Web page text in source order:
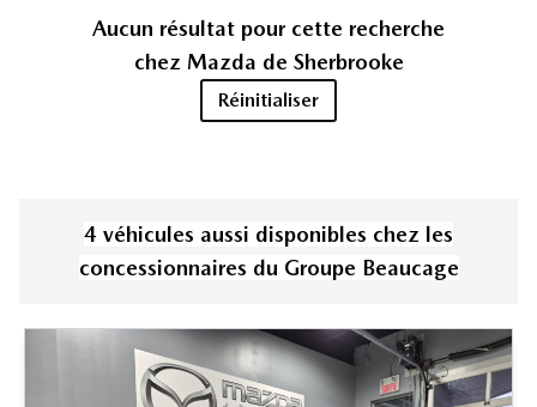
Aucun résultat pour cette recherche
chez Mazda de Sherbrooke
Réinitialiser
4 véhicules aussi disponibles chez les
concessionnaires du Groupe Beaucage